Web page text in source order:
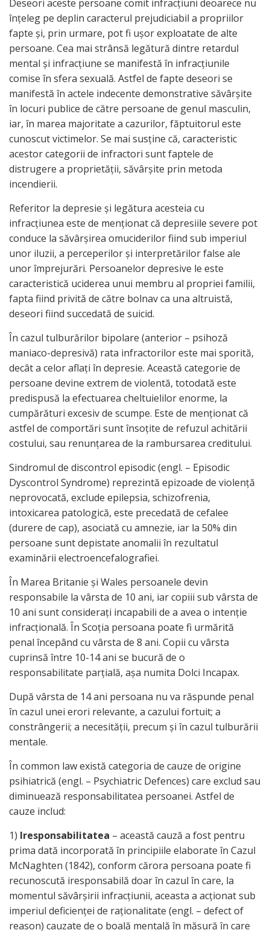
Deseori aceste persoane comit infracţiuni deoarece nu
înţeleg pe deplin caracterul prejudiciabil a propriilor
fapte şi, prin urmare, pot fi uşor exploatate de alte
persoane. Cea mai strânsă legătură dintre retardul
mental şi infracţiune se manifestă în infracţiunile
comise în sfera sexuală. Astfel de fapte deseori se
manifestă în actele indecente demonstrative săvârşite
în locuri publice de către persoane de genul masculin,
iar, în marea majoritate a cazurilor, făptuitorul este
cunoscut victimelor. Se mai susţine că, caracteristic
acestor categorii de infractori sunt faptele de
distrugere a proprietăţii, săvârşite prin metoda
incendierii.
Referitor la depresie şi legătura acesteia cu
infracţiunea este de menţionat că depresiile severe pot
conduce la săvârşirea omuciderilor fiind sub imperiul
unor iluzii, a perceperilor şi interpretărilor false ale
unor împrejurări. Persoanelor depresive le este
caracteristică uciderea unui membru al propriei familii,
fapta fiind privită de către bolnav ca una altruistă,
deseori fiind succedată de suicid.
În cazul tulburărilor bipolare (anterior – psihoză
maniaco-depresivă) rata infractorilor este mai sporită,
decât a celor aflaţi în depresie. Această categorie de
persoane devine extrem de violentă, totodată este
predispusă la efectuarea cheltuielilor enorme, la
cumpărături excesiv de scumpe. Este de menţionat că
astfel de comportări sunt însoţite de refuzul achitării
costului, sau renunţarea de la rambursarea creditului.
Sindromul de discontrol episodic (engl. – Episodic
Dyscontrol Syndrome) reprezintă epizoade de violenţă
neprovocată, exclude epilepsia, schizofrenia,
intoxicarea patologică, este precedată de cefalee
(durere de cap), asociată cu amnezie, iar la 50% din
persoane sunt depistate anomalii în rezultatul
examinării electroencefalografiei.
În Marea Britanie şi Wales persoanele devin
responsabile la vârsta de 10 ani, iar copiii sub vârsta de
10 ani sunt consideraţi incapabili de a avea o intenţie
infracţională. În Scoţia persoana poate fi urmărită
penal începând cu vârsta de 8 ani. Copii cu vârsta
cuprinsă între 10-14 ani se bucură de o
responsabilitate parţială, aşa numita Dolci Incapax.
După vârsta de 14 ani persoana nu va răspunde penal
în cazul unei erori relevante, a cazului fortuit; a
constrângerii; a necesităţii, precum şi în cazul tulburării
mentale.
În common law există categoria de cauze de origine
psihiatrică (engl. – Psychiatric Defences) care exclud sau
diminuează responsabilitatea persoanei. Astfel de
cauze includ:
1) Iresponsabilitatea – această cauză a fost pentru
prima dată incorporată în principiile elaborate în Cazul
McNaghten (1842), conform cărora persoana poate fi
recunoscută iresponsabilă doar în cazul în care, la
momentul săvârşirii infracţiunii, aceasta a acţionat sub
imperiul deficienţei de raţionalitate (engl. – defect of
reason) cauzate de o boală mentală în măsură în care